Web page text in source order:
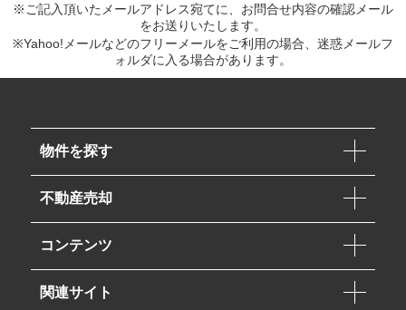
※ご記入頂いたメールアドレス宛てに、お問合せ内容の確認メール
をお送りいたします。
※Yahoo!メールなどのフリーメールをご利用の場合、迷惑メールフ
ォルダに入る場合があります。
物件を探す
不動産売却
コンテンツ
関連サイト